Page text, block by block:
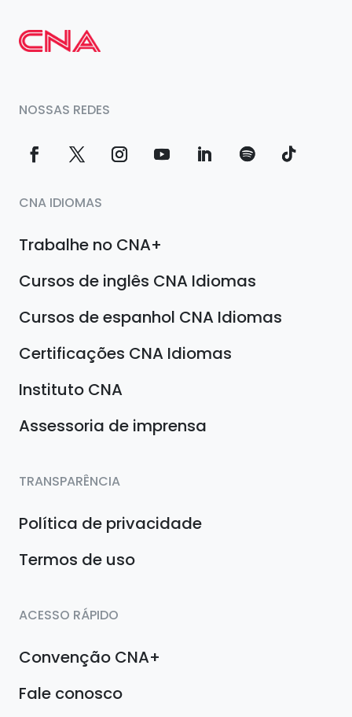
NOSSAS REDES
CNA IDIOMAS
Trabalhe no CNA+
Cursos de inglês CNA Idiomas
Cursos de espanhol CNA Idiomas
Certificações CNA Idiomas
Instituto CNA
Assessoria de imprensa
TRANSPARÊNCIA
Política de privacidade
Termos de uso
ACESSO RÁPIDO
Convenção CNA+
Fale conosco